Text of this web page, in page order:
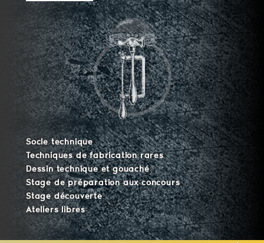
Socle technique
Techniques de fabrication rares
Dessin technique et gouaché
Stage de préparation aux concours
Stage découverte
Ateliers libres